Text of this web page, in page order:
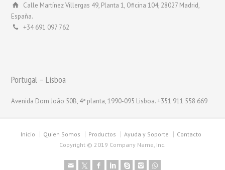
Calle Martínez Villergas 49, Planta 1, Oficina 104, 28027 Madrid,
España.
+34 691 097 762
Portugal – Lisboa
Avenida Dom João 50B, 4ª planta, 1990-095 Lisboa. +351 911 558 669
Inicio Quien Somos Productos Ayuda y Soporte
Contacto
Copyright © 2019 Company Name, Inc.